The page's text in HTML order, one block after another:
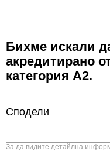
Бихме искали
акредитирано
категория А2.
Сподели
За да видите детайлна